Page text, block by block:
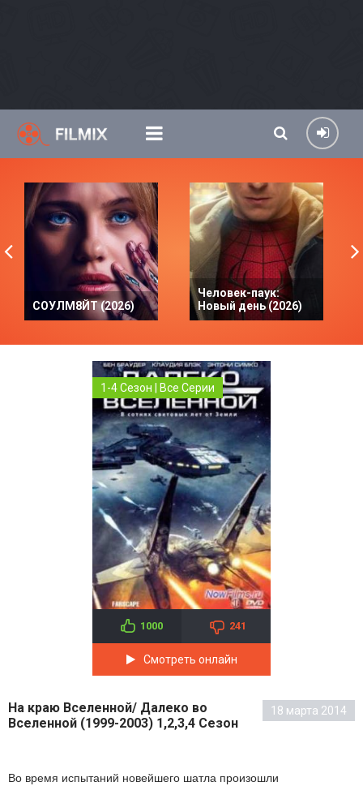
СОУЛМ8ЙТ (2026)
Человек-паук:
Новый день (2026)
1-4 Сезон | Все Серии
1000 241
Смотреть онлайн
На краю Вселенной/ Далеко во
Вселенной (1999-2003) 1,2,3,4 Сезон
18 марта 2014
Во время испытаний новейшего шатла произошли